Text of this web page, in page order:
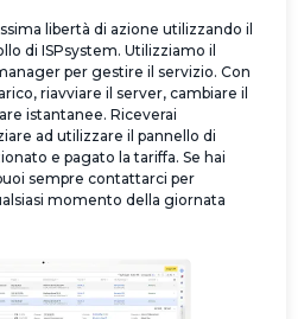
libertà di azione utilizzando il
di ISPsystem. Utilizziamo il
per gestire il servizio. Con
riavviare il server, cambiare il
istantanee. Riceverai
ad utilizzare il pannello di
e pagato la tariffa. Se hai
sempre contattarci per
momento della giornata